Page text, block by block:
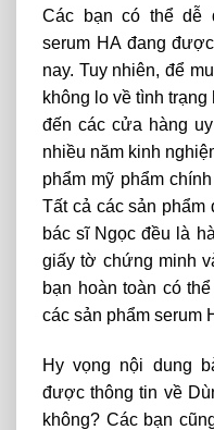
Các bạn có thể dễ
serum HA đang
nay. Tuy nhiên, để
không lo về tình
đến các cửa hàng
nhiều năm kinh
phẩm mỹ phẩm
Tất cả các sản
bác sĩ Ngọc đều là
giấy tờ chứng minh
bạn hoàn toàn có
các sản phẩm serum
Hy vọng nội dung
được thông tin về
không? Các bạn